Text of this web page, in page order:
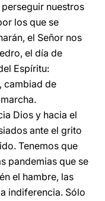
nuestros
los que se
el Señor nos
el día de
Espíritu:
cambiad de
Dios y hacia el
ante el grito
Tenemos que
pandemias que se
el hambre, las
indiferencia. Sólo